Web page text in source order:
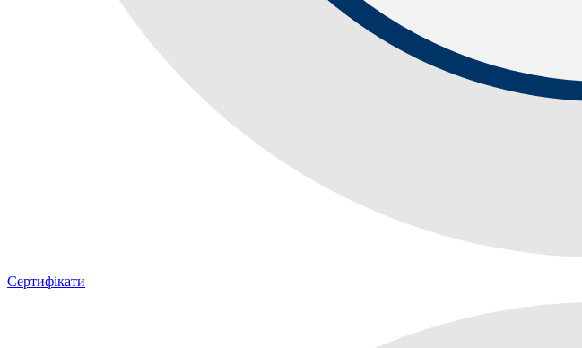
Сертифікати